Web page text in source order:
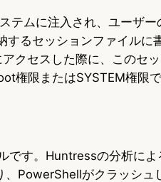
テムに注入され、ユーザー
るセッションファイルに
クセスした際に、このセ
権限またはSYSTEM権限
です。Huntressの分析によ
PowerShellがクラッシュ